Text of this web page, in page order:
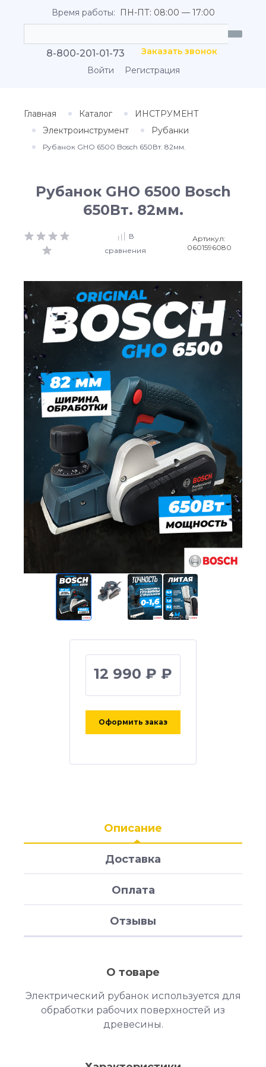
Время работы: ПН-ПТ: 08:00 — 17:00
8-800-201-01-73
Заказать звонок
Войти
Регистрация
Главная Каталог
ИНСТРУМЕНТ
Электроинструмент
Рубанки
Рубанок GHO 6500 Bosch 650Вт. 82мм.
Рубанок GHO 6500 Bosch
650Вт. 82мм.
В
сравнения
Артикул:
0601596080
12 990 ₽ ₽
Оформить заказ
Описание
Доставка
Оплата
Отзывы
О товаре
Электрический рубанок используется для
обработки рабочих поверхностей из
древесины.